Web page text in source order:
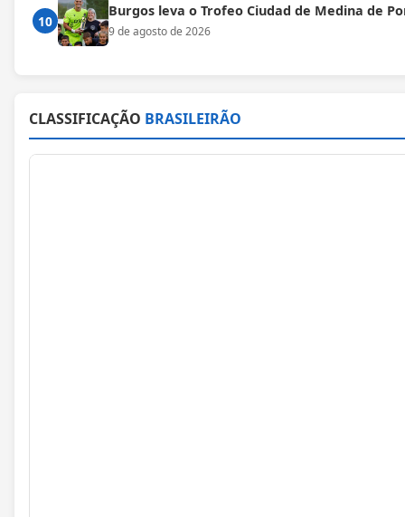
10
Burgos leva o Trofeo Ciudad de Medina de
9 de agosto de 2026
CLASSIFICAÇÃO BRASILEIRÃO